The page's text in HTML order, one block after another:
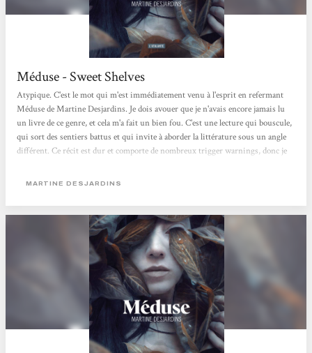
Méduse - Sweet Shelves
Atypique. C'est le mot qui m'est immédiatement venu à l'esprit en refermant
Méduse de Martine Desjardins. Je dois avouer que je n'avais encore jamais lu
un livre de ce genre, et cela m'a fait un bien fou. C'est une lecture qui bouscule,
qui sort des sentiers battus et qui invite à aborder la littérature sous un angle
différent. Ce récit est dur et comporte de nombreux trigger warnings, donc je
traite ici de la violence et de la conduite féminine avec une froideur et un
protagoniste principale...
MARTINE DESJARDINS